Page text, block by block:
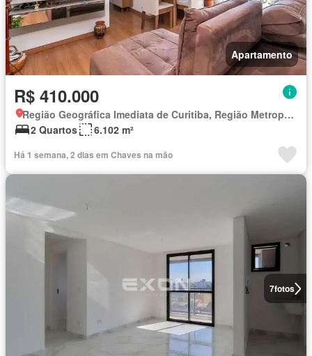
Apartamento
R$ 410.000
Região Geográfica Imediata de Curitiba, Região Metropolitana de Curitiba
2 Quartos
6.102 m²
Há 1 semana, 2 dias em Chaves na mão
7fotos